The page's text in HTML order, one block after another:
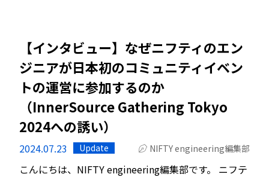
【インタビュー】なぜニフティのエン
ジニアが日本初のコミュニティイベン
トの運営に参加するのか
（InnerSource Gathering Tokyo
2024への誘い）
2024.07.23 Update NIFTY engineering編集部
こんにちは、NIFTY engineering編集部です。 ニフテ